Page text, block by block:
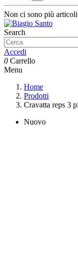
Non ci sono più
Search
Accedi
0 Carrello
Menu
Home
Prodotti
Cravatta reps 3
Nuovo